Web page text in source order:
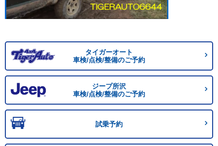
タイガーオート
車検/点検/整備のご予約
ジープ所沢
車検/点検/整備のご予約
試乗予約